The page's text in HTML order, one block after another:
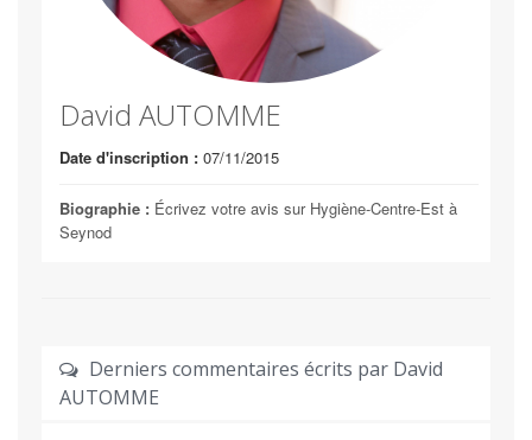
David AUTOMME
Date d'inscription : 07/11/2015
Biographie : Écrivez votre avis sur Hygiène-Centre-Est à
Seynod
Derniers commentaires écrits par David
AUTOMME